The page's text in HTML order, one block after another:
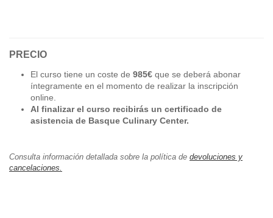
PRECIO
El curso tiene un coste de 985€ que se deberá abonar
íntegramente en el momento de realizar la inscripción
online.
Al finalizar el curso recibirás un certificado de
asistencia de Basque Culinary Center.
Consulta información detallada sobre la política de devoluciones y
cancelaciones.